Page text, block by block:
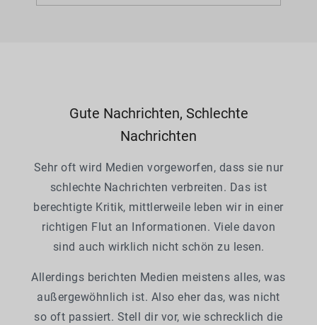
Gute Nachrichten, Schlechte
Nachrichten
Sehr oft wird Medien vorgeworfen, dass sie nur
schlechte Nachrichten verbreiten. Das ist
berechtigte Kritik, mittlerweile leben wir in einer
richtigen Flut an Informationen. Viele davon
sind auch wirklich nicht schön zu lesen.
Allerdings berichten Medien meistens alles, was
außergewöhnlich ist. Also eher das, was nicht
so oft passiert. Stell dir vor, wie schrecklich die